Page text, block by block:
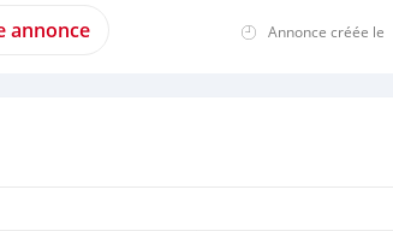
annonce Annonce créée le